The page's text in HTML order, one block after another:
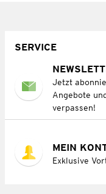
SERVICE
Jetzt
Angebote
verpassen!
MEIN
Exklusive